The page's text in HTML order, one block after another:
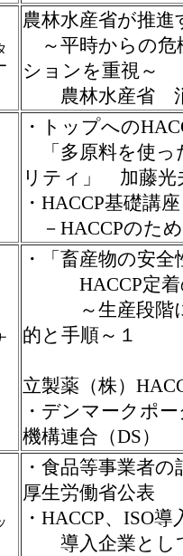
農林水産省が推
～平時からの危
ションを重視～
農林水産省 消
・トップへの
「多原料を使っ
リティ」 加藤光
・HACCP基礎講
－HACCPのた
・「畜産物の安
HACCP定着の
～生産段階に
的と手順～１
立製薬（株）
・デンマークポ
機構連合（DS）
・食品等事業者
厚生労働省公表
・HACCP、ISO
導入企業とし